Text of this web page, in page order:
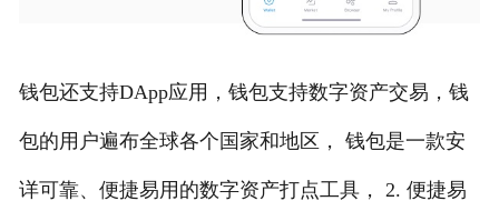
钱包还支持DApp应用，钱包支持数字资产交易，钱
包的用户遍布全球各个国家和地区， 钱包是一款安
详可靠、便捷易用的数字资产打点工具， 2. 便捷易